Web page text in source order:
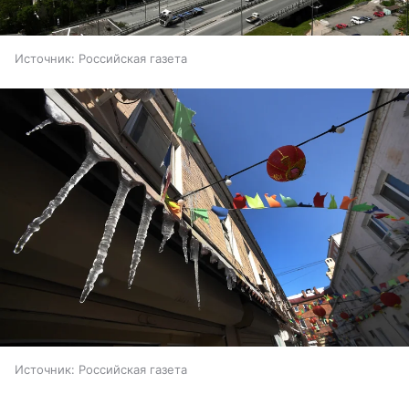
Источник: Российская газета
Источник: Российская газета